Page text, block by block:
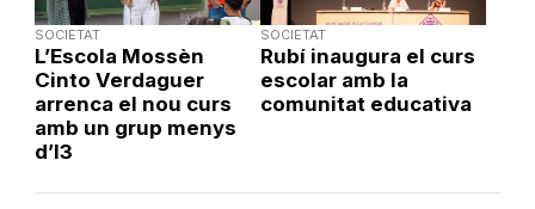
SOCIETAT
L’Escola Mossèn
Cinto Verdaguer
arrenca el nou curs
amb un grup menys
d’I3
SOCIETAT
Rubí inaugura el curs
escolar amb la
comunitat educativa